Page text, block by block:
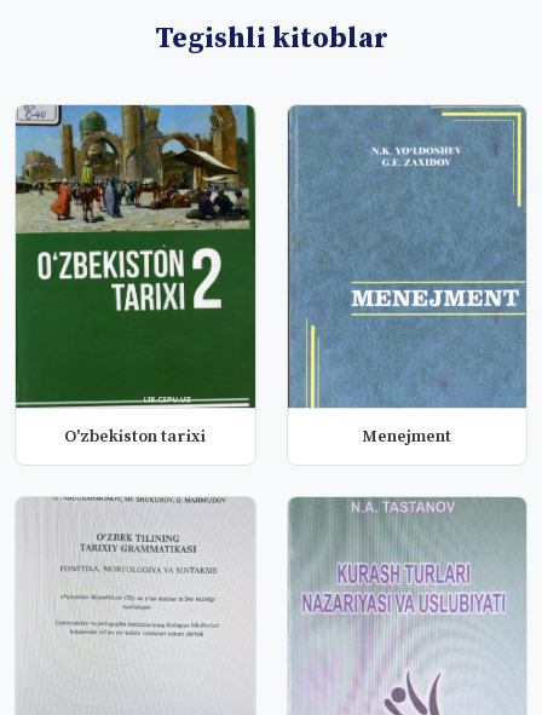
Tegishli kitoblar
O'zbekiston tarixi Menejment